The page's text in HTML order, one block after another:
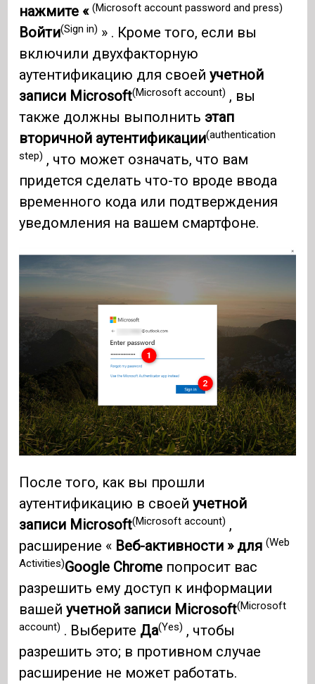
нажмите «(Microsoft account password and press)
Войти(Sign in) » . Кроме того, если вы
включили двухфакторную
аутентификацию для своейучетной
записи Microsoft(Microsoft account) , вы
также должны выполнить этап
вторичной аутентификации(authentication
step) , что может означать, что вам
придется сделать что-то вроде ввода
временного кода или подтверждения
уведомления на вашем смартфоне.
После того, как вы прошли
аутентификацию в своейучетной
записи Microsoft(Microsoft account) ,
расширение « Веб-активности » для(Web
Activities)Google Chrome попросит вас
разрешить ему доступ к информации
вашейучетной записи Microsoft(Microsoft
account) . Выберите Да(Yes) , чтобы
разрешить это; в противном случае
расширение не может работать.